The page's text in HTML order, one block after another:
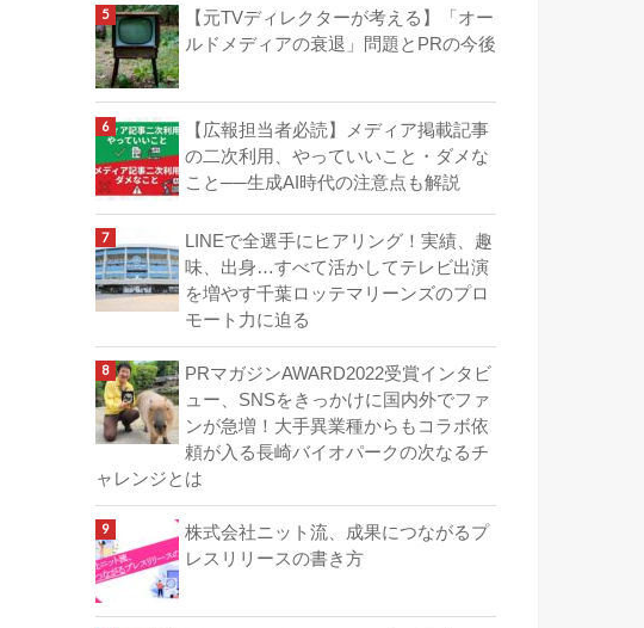
【元TVディレクターが考える】「オー
ルドメディアの衰退」問題とPRの今後
【広報担当者必読】メディア掲載記事
の二次利用、やっていいこと・ダメな
こと──生成AI時代の注意点も解説
LINEで全選手にヒアリング！実績、趣
味、出身…すべて活かしてテレビ出演
を増やす千葉ロッテマリーンズのプロ
モート力に迫る
PRマガジンAWARD2022受賞インタビ
ュー、SNSをきっかけに国内外でファ
ンが急増！大手異業種からもコラボ依
頼が入る長崎バイオパークの次なるチ
ャレンジとは
株式会社ニット流、成果につながるプ
レスリリースの書き方